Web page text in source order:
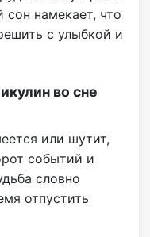
намекает, что
с улыбкой и
во сне
или шутит,
событий и
словно
отпустить